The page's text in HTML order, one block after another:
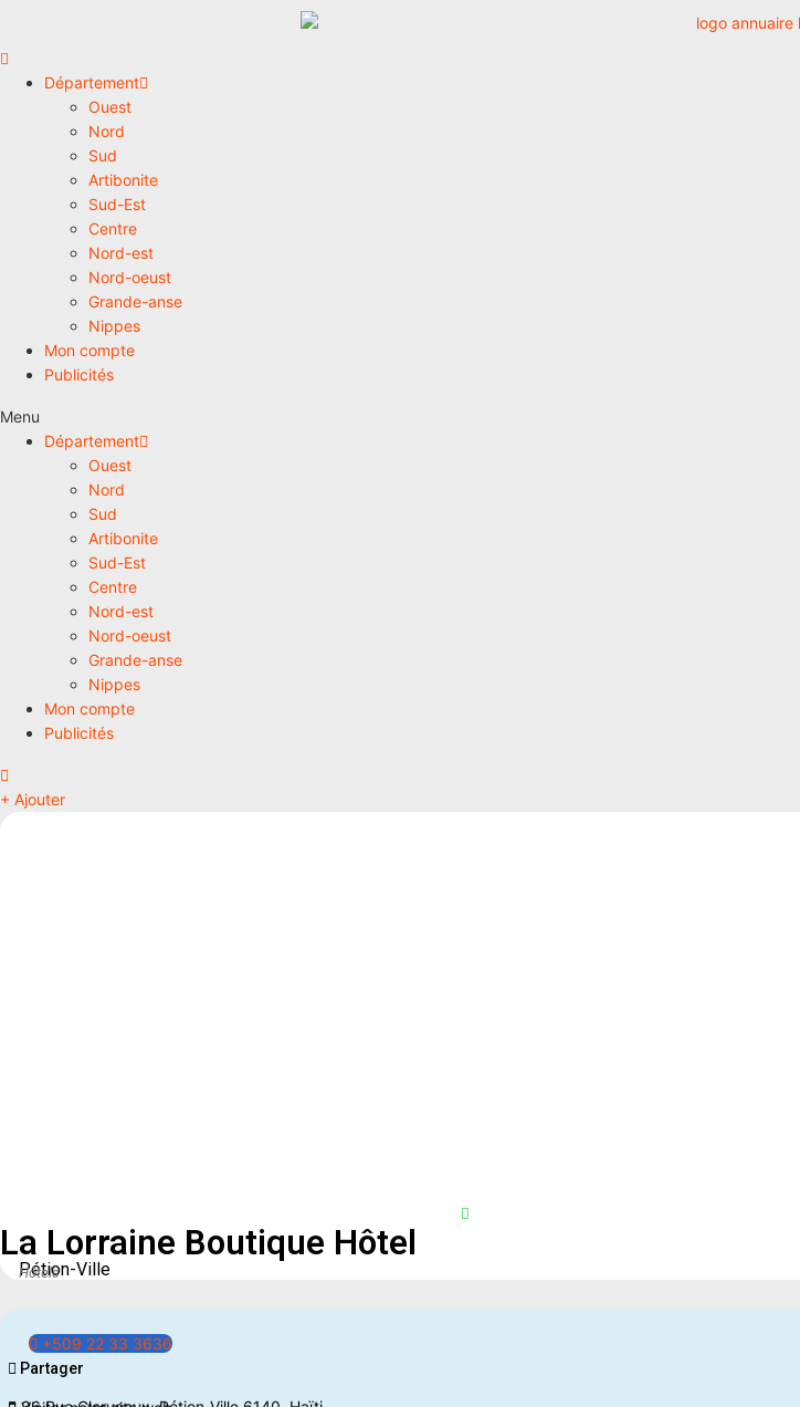
Département
Ouest
Nord
Sud
Artibonite
Sud-Est
Centre
Nord-est
Nord-oeust
Grande-anse
Nippes
Mon compte
Publicités
Menu
Département
Ouest
Nord
Sud
Artibonite
Sud-Est
Centre
Nord-est
Nord-oeust
Grande-anse
Nippes
Mon compte
Publicités
+ Ajouter
La Lorraine Boutique Hôtel
Pétion-Ville
Hôtels
+509 22 33 3636
Partager